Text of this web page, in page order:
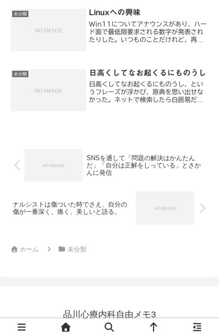
を使ってぴかぴかにする必...
未分類 Linuxへの興味
Win11についてアナウンスがあり、ハー
ド面で最低限要求される数字が発表され
たりした。いつものことだけれど、再
あり、ガチャガ...
未分類 日高くしてなお起くるにものうし
日高くしてなお起くるにものうし、とい
うフレーズが浮かび、原典を思い出せな
かった。ネットで検索したら白居易だっ
SNSを通して「問題の解決はかんたん
だ」「自分は正解をしっている」とさか
んに発信
ナルシストは傷ついた時でさえ、自分の
傷が一番深く、痛く、美しいと語る。
ホーム 未分類
品川心療内科自由メモ3
© 2020 品川心療内科自由メモ3.